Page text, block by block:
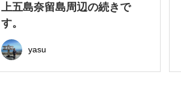
上五島奈留島周辺の続きで
す。
yasu